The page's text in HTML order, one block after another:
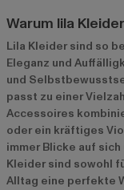
Warum lila
Lila Kleider sind so
Eleganz und
und
passt zu einer
Accessoires
oder ein kräftiges
immer Blicke auf
Kleider sind sowohl
Alltag eine perfekte